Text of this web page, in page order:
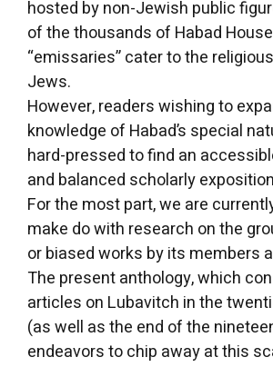
hosted by non-Jewish public
of the thousands of Habad
“emissaries” cater to the
Jews.
However, readers wishing to
knowledge of Habad’s special
hard-pressed to find an
and balanced scholarly
For the most part, we are
make do with research on the
or biased works by its members
The present anthology, which
articles on Lubavitch in the
(as well as the end of the
endeavors to chip away at this